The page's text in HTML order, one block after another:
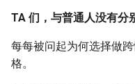
TA 们，与普通人没有分
每每被问起为何选择做
格。